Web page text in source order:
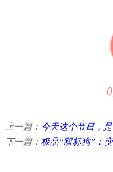
0
上一篇： 今天这个节日，
下一篇： 极品“双标狗”：